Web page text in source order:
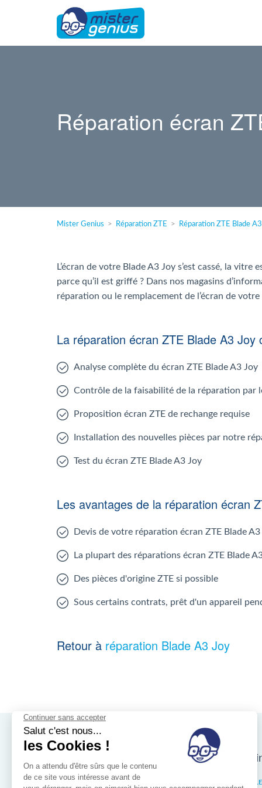
Réparation écran
Mister Genius Réparation ZTE Réparation ZTE Blade
L’écran de votre Blade A3 Joy s’est cassé, la
parce qu’il est griffé ? Dans nos magasins
réparation ou le remplacement de l’écran de
La réparation écran ZTE Blade A3 Joy
Analyse complète du écran ZTE Blade A3 Joy
Contrôle de la faisabilité de la réparation par
Proposition écran ZTE de rechange requise
Installation des nouvelles pièces par notre
Test du écran ZTE Blade A3 Joy
Les avantages de la réparation écran
Devis de votre réparation écran ZTE Blade A3
La plupart des réparations écran ZTE Blade
Des pièces d'origine ZTE si possible
Sous certains contrats, prêt d'un appareil
Retour à réparation Blade A3 Joy
Nos magasins